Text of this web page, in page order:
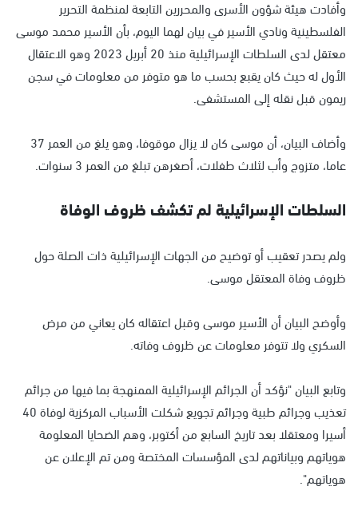
وأفادت هيئة شؤون الأسرى والمحررين التابعة لمنظمة التحرير
الفلسطينية ونادي الأسير في بيان لهما اليوم، بأن الأسير محمد موسى
معتقل لدى السلطات الإسرائيلية منذ 20 أبريل 2023 وهو الاعتقال
الأول له حيث كان يقبع بحسب ما هو متوفر من معلومات في سجن
ريمون قبل نقله إلى المستشفى.
وأضاف البيان، أن موسى كان لا يزال موقوفا، وهو يلغ من العمر 37
عاما، متزوج وأب لثلاث طفلات، أصغرهن تبلغ من العمر 3 سنوات.
السلطات الإسرائيلية لم تكشف ظروف الوفاة
ولم يصدر تعقيب أو توضيح من الجهات الإسرائيلية ذات الصلة حول
ظروف وفاة المعتقل موسى.
وأوضح البيان أن الأسير موسى وقبل اعتقاله كان يعاني من مرض
السكري ولا تتوفر معلومات عن ظروف وفاته.
وتابع البيان "نؤكد أن الجرائم الإسرائيلية الممنهجة بما فيها من جرائم
تعذيب وجرائم طبية وجرائم تجويع شكلت الأسباب المركزية لوفاة 40
أسيرا ومعتقلا بعد تاريخ السابع من أكتوبر، وهم الضحايا المعلومة
هوياتهم وبياناتهم لدى المؤسسات المختصة ومن تم الإعلان عن
هوياتهم".